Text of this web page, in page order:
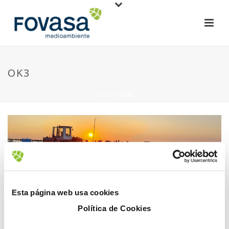
Esta página web usa cookies
Política de Cookies
OK3
28 June, 2023